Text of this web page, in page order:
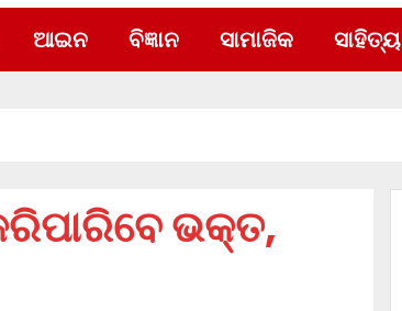
ଆଇନ ବିଜ୍ଞାନ ସାମାଜିକ ସାହିତ୍ୟ
ଭକ୍ତ,